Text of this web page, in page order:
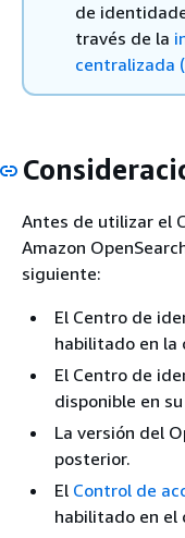
de
través de la
centralizada
Antes de utilizar el
Amazon
siguiente:
El Centro de
habilitado en la
El Centro de
disponible en su
La versión del
posterior.
El Control de
habilitado en el